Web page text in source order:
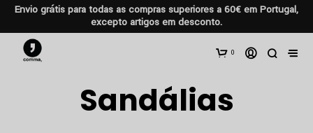
Envio grátis para todas as compras superiores a 60€ em Portugal,
excepto artigos em desconto.
0
Sandálias